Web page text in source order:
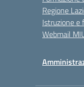
Regione
Istruzione e
Webmail